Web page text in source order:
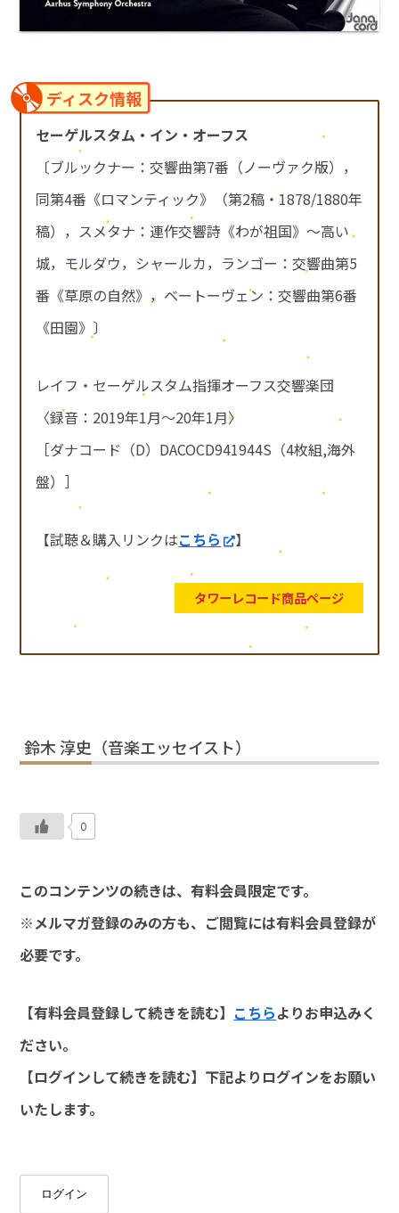
ディスク情報
セーゲルスタム・イン・オーフス
〔ブルックナー：交響曲第7番（ノーヴァク版），
同第4番《ロマンティック》（第2稿・1878/1880年
稿），スメタナ：連作交響詩《わが祖国》～高い
城，モルダウ，シャールカ，ランゴー：交響曲第5
番《草原の自然》，ベートーヴェン：交響曲第6番
《田園》〕
レイフ・セーゲルスタム指揮オーフス交響楽団
〈録音：2019年1月～20年1月〉
［ダナコード（D）DACOCD941944S（4枚組,海外
盤）］
【試聴＆購入リンクはこちら 】
タワーレコード商品ページ
鈴木 淳史（音楽エッセイスト）
0
このコンテンツの続きは、有料会員限定です。
※メルマガ登録のみの方も、ご閲覧には有料会員登録が
必要です。
【有料会員登録して続きを読む】 こちらよりお申込みく
ださい。
【ログインして続きを読む】下記よりログインをお願い
いたします。
ログイン